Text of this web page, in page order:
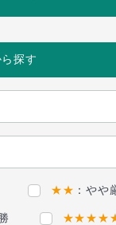
探す
★★ ：やや